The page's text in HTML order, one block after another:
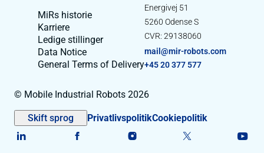
MiRs historie
Karriere
Ledige stillinger
Data Notice
General Terms of Delivery
Energivej 51
5260 Odense S
CVR: 29138060
mail@mir-robots.com
+45 20 377 577
© Mobile Industrial Robots 2026
Skift sprog PrivatlivspolitikCookiepolitik